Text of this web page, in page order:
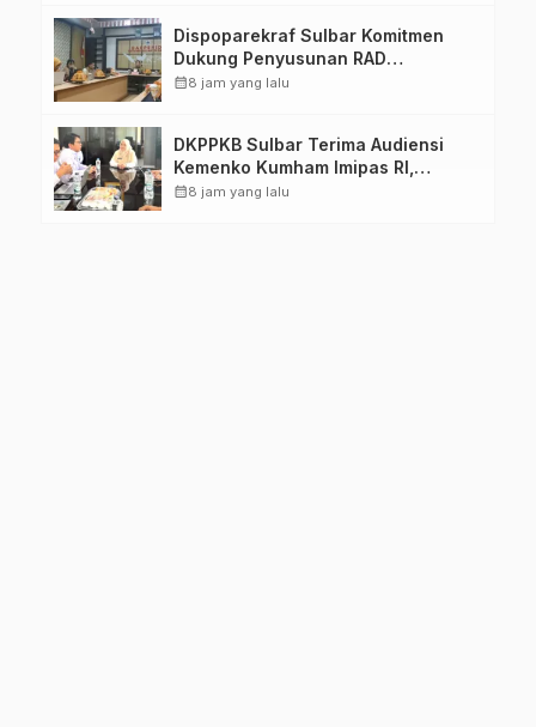
Dispoparekraf Sulbar Komitmen
Dukung Penyusunan RAD
TPB/SDGs Sulawesi Barat
calendar_month8 jam yang lalu
DKPPKB Sulbar Terima Audiensi
Kemenko Kumham Imipas RI,
Perkuat Pelayanan Kesehatan bagi
calendar_month8 jam yang lalu